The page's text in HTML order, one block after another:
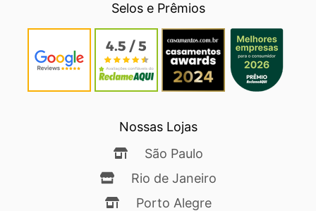
Selos e Prêmios
Nossas Lojas
São Paulo
Rio de Janeiro
Porto Alegre